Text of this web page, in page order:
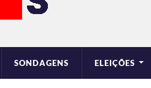
SONDAGENS ELEIÇÕES